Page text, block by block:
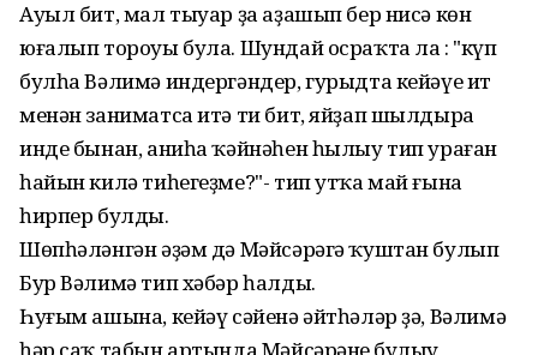
Ауыл бит, мал тыуар ҙа аҙашып бер нисә көн
юғалып тороуы була. Шундай осраҡта ла : "күп
булһа Вәлимә индергәндер, гурыдта кейәүе ит
менән заниматса итә ти бит, яйҙап шылдыра
инде бынан, аниһа ҡәйнәһен һылыу тип ураған
һайын килә тиһегеҙме?"- тип утҡа май ғына
һирпер булды.
Шөпһәләнгән әҙәм дә Мәйсәрәгә ҡуштан булып
Бур Вәлимә тип хәбәр һалды.
Һуғым ашына, кейәү сәйенә әйтһәләр ҙә, Вәлимә